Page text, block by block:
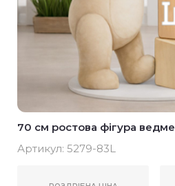
70 см ростова фігура
вашим лого
Артикул: 5279-83L